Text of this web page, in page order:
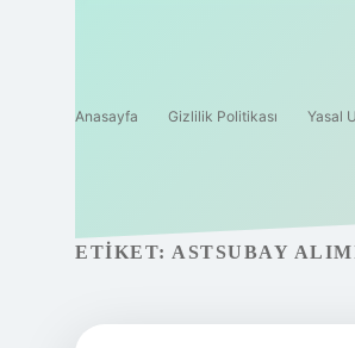
Anasayfa Gizlilik Politikası Yasal
ETIKET: ASTSUBAY